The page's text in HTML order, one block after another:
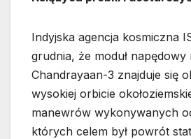
Indyjska agencja kosmiczna
grudnia, że moduł napędowy
Chandrayaan-3 znajduje się
wysokiej orbicie
manewrów wykonywanych
których celem był powrót